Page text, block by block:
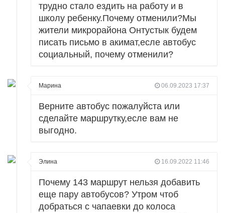
трудно стало ездить на работу и в
школу ребенку.Почему отменили?Мы
жители микрорайона Онтустык будем
писать письмо в акимат,есле автобус
социальный, почему отменили?
Марина 06.09.2023 17:37
Верните автобус пожалуйста или
сделайте маршрутку,есле вам не
выгодно.
Элина 16.09.2022 11:46
Почему 143 маршрут нельзя добавить
еще пару автобусов? Утром чтоб
добраться с чапаевки до колоса